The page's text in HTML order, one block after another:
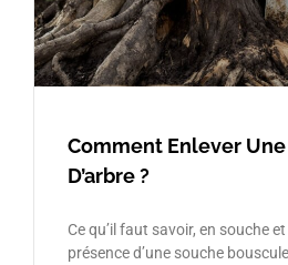
Comment Enlever
D’arbre ?
Ce qu’il faut savoir, en souche
présence d’une souche